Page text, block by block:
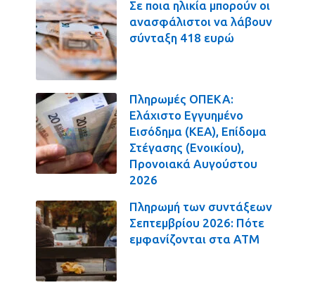
Σε ποια ηλικία μπορούν οι
ανασφάλιστοι να λάβουν
σύνταξη 418 ευρώ
Πληρωμές ΟΠΕΚΑ:
Ελάχιστο Εγγυημένο
Εισόδημα (ΚΕΑ), Επίδομα
Στέγασης (Ενοικίου),
Προνοιακά Αυγούστου
2026
Πληρωμή των συντάξεων
Σεπτεμβρίου 2026: Πότε
εμφανίζονται στα ΑΤΜ